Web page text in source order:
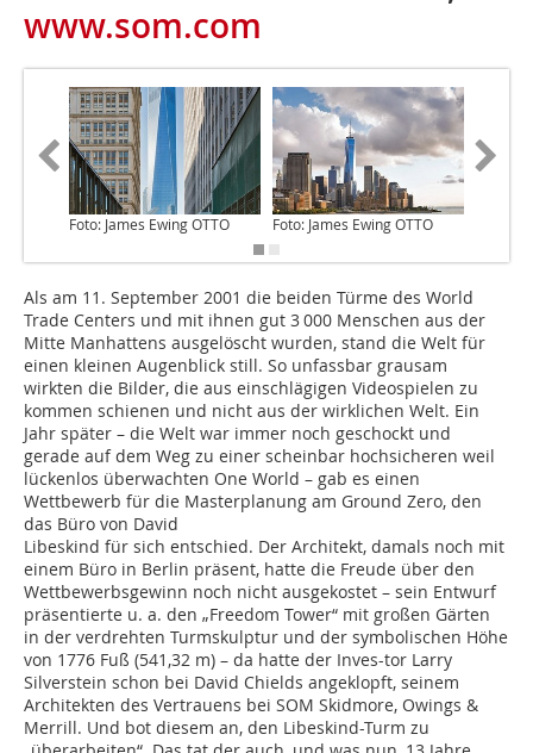
www.som.com
Foto: James Ewing OTTO Foto: James Ewing OTTO
Als am 11. September 2001 die beiden Türme des World
Trade Centers und mit ihnen gut 3 000 Menschen aus der
Mitte Manhattens ausgelöscht wurden, stand die Welt für
einen kleinen Augenblick still. So unfassbar grausam
wirkten die Bilder, die aus einschlägigen Videospielen zu
kommen schienen und nicht aus der wirklichen Welt. Ein
Jahr später – die Welt war immer noch geschockt und
gerade auf dem Weg zu einer scheinbar hochsicheren weil
lückenlos überwachten One World – gab es einen
Wettbewerb für die Masterplanung am Ground Zero, den
das Büro von David
Libeskind für sich entschied. Der Architekt, damals noch mit
einem Büro in Berlin präsent, hatte die Freude über den
Wettbewerbsgewinn noch nicht ausgekostet – sein Entwurf
präsentierte u. a. den „Freedom Tower“ mit großen Gärten
in der verdrehten Turmskulptur und der symbolischen Höhe
von 1776 Fuß (541,32 m) – da hatte der Inves-tor Larry
Silverstein schon bei David Chields angeklopft, seinem
Architekten des Vertrauens bei SOM Skidmore, Owings &
Merrill. Und bot diesem an, den Libeskind-Turm zu